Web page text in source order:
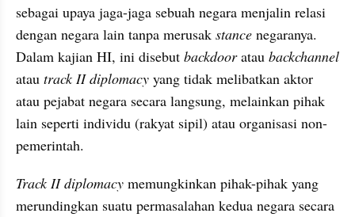
sebagai upaya jaga-jaga sebuah negara menjalin relasi
dengan negara lain tanpa merusak stance negaranya.
Dalam kajian HI, ini disebut backdoor atau backchannel
atau track II diplomacy yang tidak melibatkan aktor
atau pejabat negara secara langsung, melainkan pihak
lain seperti individu (rakyat sipil) atau organisasi non-
pemerintah.
Track II diplomacy memungkinkan pihak-pihak yang
merundingkan suatu permasalahan kedua negara secara